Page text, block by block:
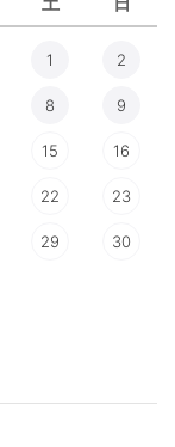
1 2
8 9
15 16
22 23
29 30